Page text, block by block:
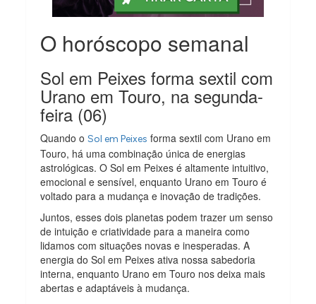
O horóscopo semanal
Sol em Peixes forma sextil com
Urano em Touro, na segunda-
feira (06)
Quando oSol em Peixes forma sextil com Urano em
Touro, há uma combinação única de energias
astrológicas. O Sol em Peixes é altamente intuitivo,
emocional e sensível, enquanto Urano em Touro é
voltado para a mudança e inovação de tradições.
Juntos, esses dois planetas podem trazer um senso
de intuição e criatividade para a maneira como
lidamos com situações novas e inesperadas. A
energia do Sol em Peixes ativa nossa sabedoria
interna, enquanto Urano em Touro nos deixa mais
abertas e adaptáveis à mudança.